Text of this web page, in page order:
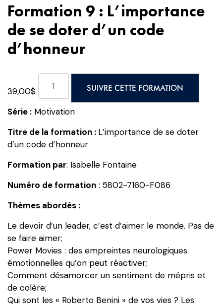
Formation 9 : L’importance
de se doter d’un code
d’honneur
39,00$
Formation
9
:
L’importance
se
d’un
code
SUIVRE CETTE FORMATION
Série : Motivation
Titre de la formation : L’importance de se doter
d’un code d’honneur
Formation par: Isabelle Fontaine
Numéro de formation : 5802-7160-F086
Thèmes abordés :
Le devoir d’un leader, c’est d’aimer le monde. Pas de
se faire aimer;
Power Movies : des empreintes neurologiques
émotionnelles qu’on peut réactiver;
Comment désamorcer un sentiment de mépris et
de colère;
Qui sont les « Roberto Benini » de vos vies ? Les